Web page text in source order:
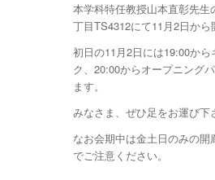
本学科特任教授山本直彰先生
丁目TS4312にて11月2日から
初日の11月2日には19:00から
ク、20:00からオープニング
ます。
みなさま、ぜひ足をお運び下
なお会期中は金土日のみの開
でご注意ください。